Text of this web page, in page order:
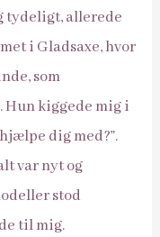
tydeligt, allerede
i Gladsaxe, hvor
som
kiggede mig i
dig med?”.
var nyt og
stod
til mig.